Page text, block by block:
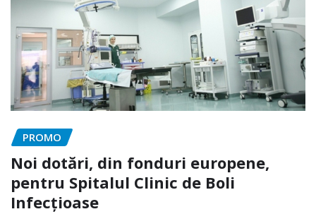
PROMO
Noi dotări, din fonduri europene,
pentru Spitalul Clinic de Boli
Infecțioase